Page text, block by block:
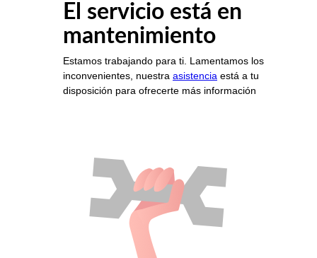
El servicio está en
mantenimiento
Estamos trabajando para ti. Lamentamos los
inconvenientes, nuestra asistencia está a tu
disposición para ofrecerte más información